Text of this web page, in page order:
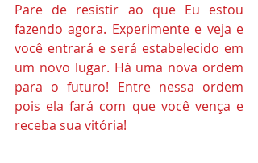
Pare de resistir ao que Eu estou
fazendo agora. Experimente e veja e
você entrará e será estabelecido em
um novo lugar. Há uma nova ordem
para o futuro! Entre nessa ordem
pois ela fará com que você vença e
receba sua vitória!